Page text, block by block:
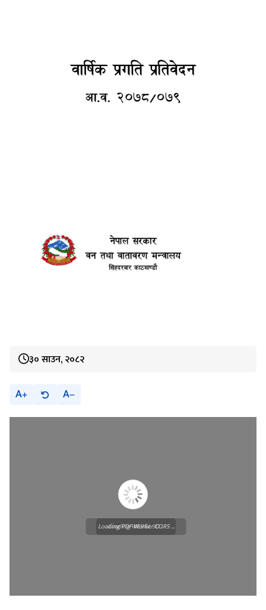
३० साउन, २०८२
A A
Loading WEBGL 3D ...
Loading PDF Worker CORS ...